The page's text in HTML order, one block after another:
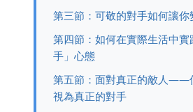
第三節：可敬的對手如何讓你
第四節：如何在實際生活中
手」心態
第五節：面對真正的敵人——
視為真正的對手